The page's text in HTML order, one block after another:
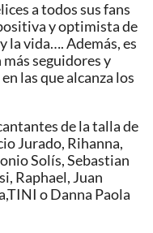
a todos sus fans
y optimista de
la vida…. Además, es
seguidores y
las que alcanza los
de la talla de
Jurado, Rihanna,
Solís, Sebastian
Raphael, Juan
o Danna Paola